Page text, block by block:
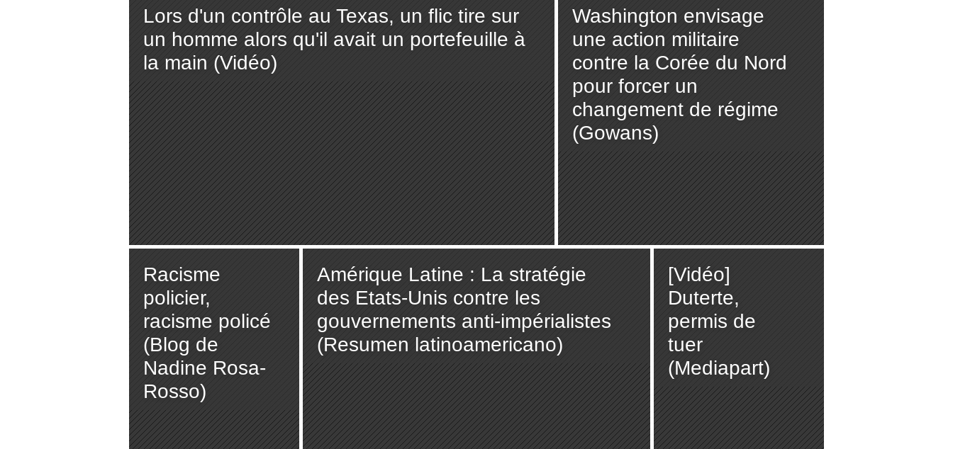
Lors d'un contrôle au Texas, un flic tire sur
un homme alors qu'il avait un portefeuille à
la main (Vidéo)
Washington envisage
une action militaire
contre la Corée du Nord
pour forcer un
changement de régime
(Gowans)
Racisme
policier,
racisme policé
(Blog de
Nadine Rosa-
Rosso)
Amérique Latine : La stratégie
des Etats-Unis contre les
gouvernements anti-impérialistes
(Resumen latinoamericano)
[Vidéo]
Duterte,
permis de
tuer
(Mediapart)